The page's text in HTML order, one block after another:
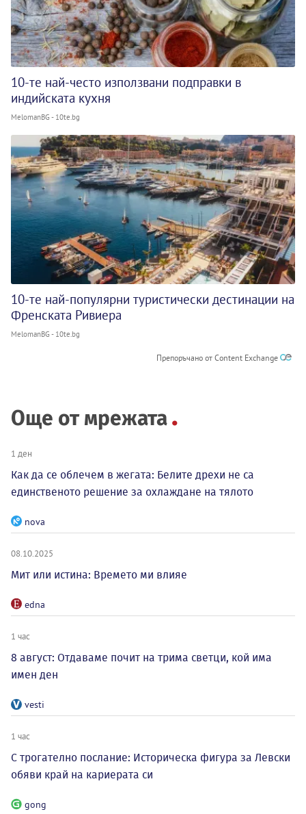
10-те най-често използвани подправки в
индийската кухня
MelomanBG - 10te.bg
10-те най-популярни туристически дестинации на
Френската Ривиера
MelomanBG - 10te.bg
Препоръчано от Content Exchange
Още от мрежата
1 ден
Как да се облечем в жегата: Белите дрехи не са
единственото решение за охлаждане на тялото
nova
08.10.2025
Мит или истина: Времето ми влияе
edna
1 час
8 август: Отдаваме почит на трима светци, кой има
имен ден
vesti
1 час
С трогателно послание: Историческа фигура за Левски
обяви край на кариерата си
gong